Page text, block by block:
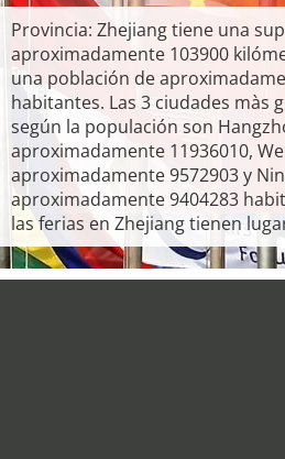
Provincia: Zhejiang tiene una
aproximadamente 103900
una población de
habitantes. Las 3 ciudades màs
según la populación son
aproximadamente 11936010,
aproximadamente 9572903 y
aproximadamente 9404283
las ferias en Zhejiang tienen